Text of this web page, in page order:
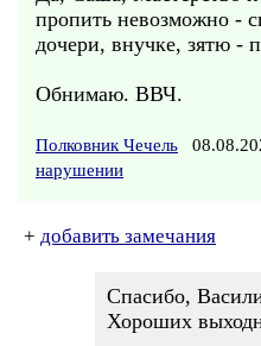
пропить невозможно -
дочери, внучке, зятю -
Обнимаю. ВВЧ.
Полковник Чечель
нарушении
+ добавить замечания
Спасибо,
Хороших